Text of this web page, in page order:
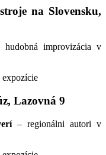
na Slovensku,
improvizácia v
expozície
Lazovná 9
– regionálni autori v